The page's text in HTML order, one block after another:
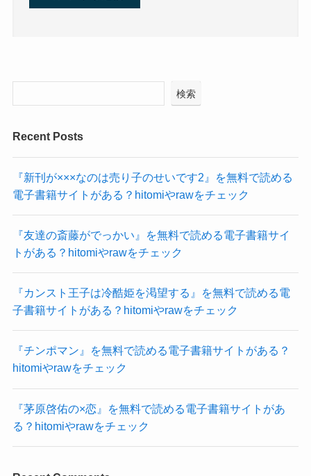
検索
Recent Posts
『新刊が×××なのは売り子のせいです2』を無料で読める
電子書籍サイトがある？hitomiやrawをチェック
『友達の斎藤がでっかい』を無料で読める電子書籍サイ
トがある？hitomiやrawをチェック
『カンスト王子は冷酷姫を渇望する』を無料で読める電
子書籍サイトがある？hitomiやrawをチェック
『チンポマン』を無料で読める電子書籍サイトがある？
hitomiやrawをチェック
『茅原啓佑の×恋』を無料で読める電子書籍サイトがあ
る？hitomiやrawをチェック